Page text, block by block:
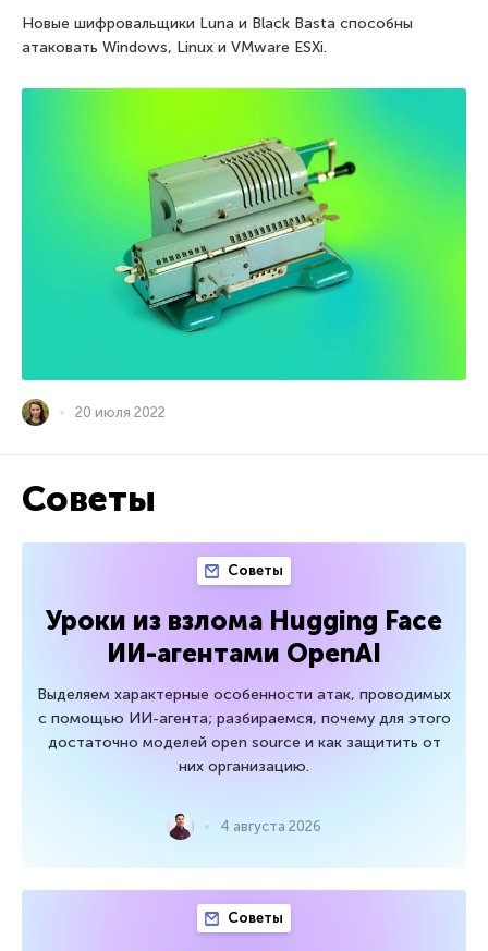
Новые шифровальщики Luna и Black Basta способны
атаковать Windows, Linux и VMware ESXi.
20 июля 2022
Советы
Советы
Уроки из взлома Hugging Face
ИИ-агентами OpenAI
Выделяем характерные особенности атак, проводимых
с помощью ИИ-агента; разбираемся, почему для этого
достаточно моделей open source и как защитить от
них организацию.
4 августа 2026
Советы